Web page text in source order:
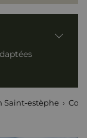
Saint-estèphe Cos